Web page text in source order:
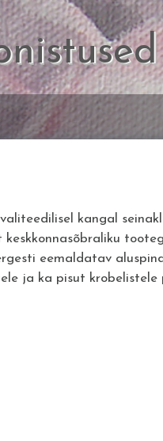
kangal
eemaldatav
ja ka pisut